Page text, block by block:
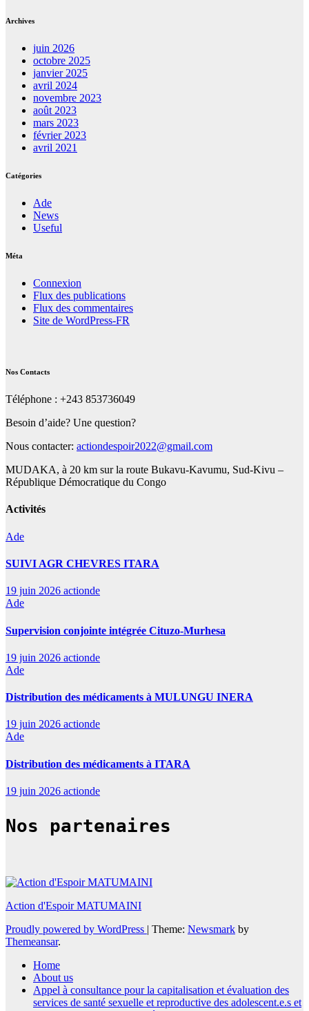
Archives
juin 2026
octobre 2025
janvier 2025
avril 2024
novembre 2023
août 2023
mars 2023
février 2023
avril 2021
Catégories
Ade
News
Useful
Méta
Connexion
Flux des publications
Flux des commentaires
Site de WordPress-FR
Nos Contacts
Téléphone : +243 853736049
Besoin d’aide? Une question?
Nous contacter: actiondespoir2022@gmail.com
MUDAKA, à 20 km sur la route Bukavu-Kavumu, Sud-Kivu –
République Démocratique du Congo
Activités
Ade
SUIVI AGR CHEVRES ITARA
19 juin 2026 actionde
Ade
Supervision conjointe intégrée Cituzo-Murhesa
19 juin 2026 actionde
Ade
Distribution des médicaments à MULUNGU INERA
19 juin 2026 actionde
Ade
Distribution des médicaments à ITARA
19 juin 2026 actionde
Nos partenaires
Action d'Espoir MATUMAINI
Proudly powered by WordPress | Theme: Newsmark by
Themeansar.
Home
About us
Appel à consultance pour la capitalisation et évaluation des
services de santé sexuelle et reproductive des adolescent.e.s et